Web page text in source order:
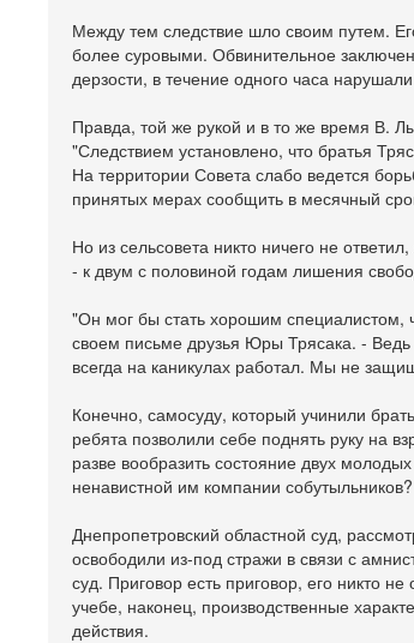
Между тем следствие шло своим путем.
более суровыми. Обвинительное
дерзости, в течение одного часа
Правда, той же рукой и в то же время В.
"Следствием установлено, что братья
На территории Совета слабо ведется
принятых мерах сообщить в месячный
Но из сельсовета никто ничего не
- к двум с половиной годам лишения
"Он мог бы стать хорошим специалистом,
своем письме друзья Юры Трясака. - Ведь
всегда на каникулах работал. Мы не
Конечно, самосуду, который учинили
ребята позволили себе поднять руку на
разве вообразить состояние двух
ненавистной им компании
Днепропетровский областной суд,
освободили из-под стражи в связи с
суд. Приговор есть приговор, его никто
учебе, наконец, производственные
действия.